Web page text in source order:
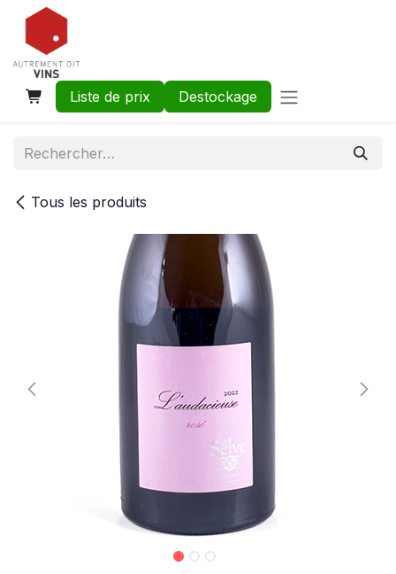
Se rendre au contenu
Liste de prix Destockage
Tous les produits